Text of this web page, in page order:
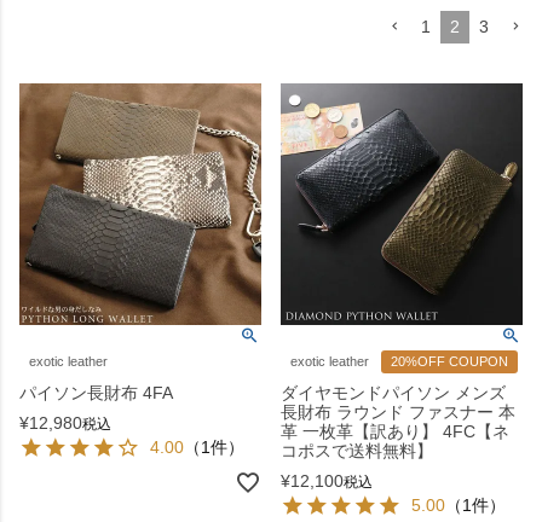
1
2 3
exotic leather
パイソン長財布 4FA
¥12,980税込
4.00 （1件）
exotic leather 20%OFF COUPON
ダイヤモンドパイソン メンズ
長財布 ラウンド ファスナー 本
革 一枚革【訳あり】 4FC【ネ
コポスで送料無料】
¥12,100税込
5.00 （1件）